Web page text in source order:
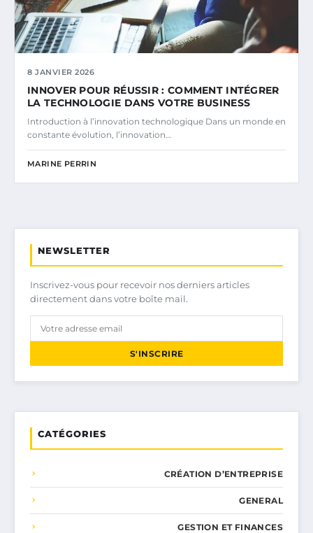
8 JANVIER 2026
INNOVER POUR RÉUSSIR : COMMENT INTÉGRER
LA TECHNOLOGIE DANS VOTRE BUSINESS
Introduction à l’innovation technologique Dans un monde en
constante évolution, l’innovation…
MARINE PERRIN
NEWSLETTER
Inscrivez-vous pour recevoir nos derniers articles
directement dans votre boîte mail.
S'INSCRIRE
CATÉGORIES
CRÉATION D’ENTREPRISE
GENERAL
GESTION ET FINANCES